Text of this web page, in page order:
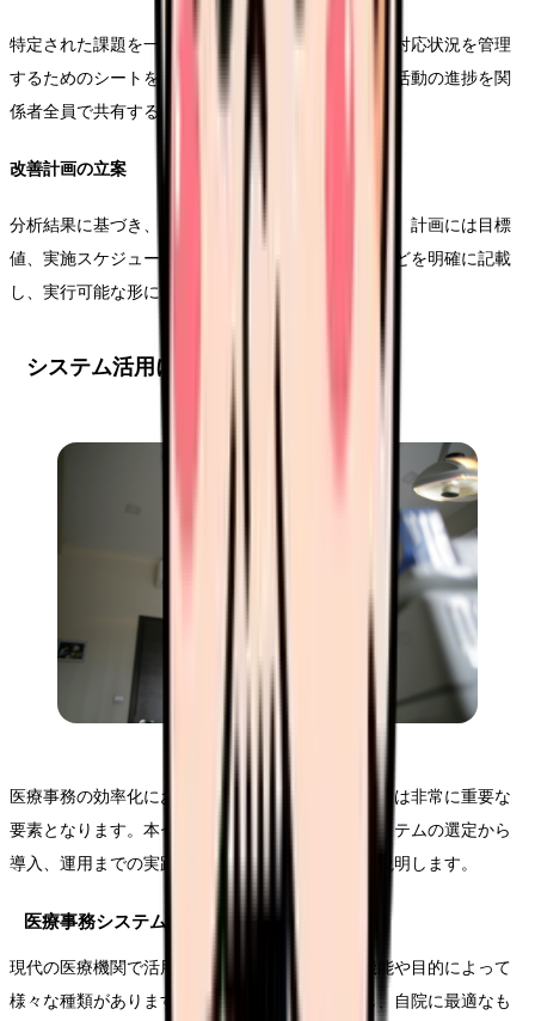
特定された課題を一覧化し、それぞれの優先順位や対応状況を管理
するためのシートを作成します。これにより、改善活動の進捗を関
係者全員で共有することが可能となります。
改善計画の立案
分析結果に基づき、具体的な改善計画を策定します。計画には目標
値、実施スケジュール、必要なリソース、担当者などを明確に記載
し、実行可能な形に落とし込んでいきます。
システム活用による効果的な業務改善
医療事務の効率化において、適切なシステムの活用は非常に重要な
要素となります。本セクションでは、具体的なシステムの選定から
導入、運用までの実践的なアプローチについてご説明します。
医療事務システムの種類と特徴
現代の医療機関で活用されているシステムは、機能や目的によって
様々な種類があります。それぞれの特徴を理解し、自院に最適なも